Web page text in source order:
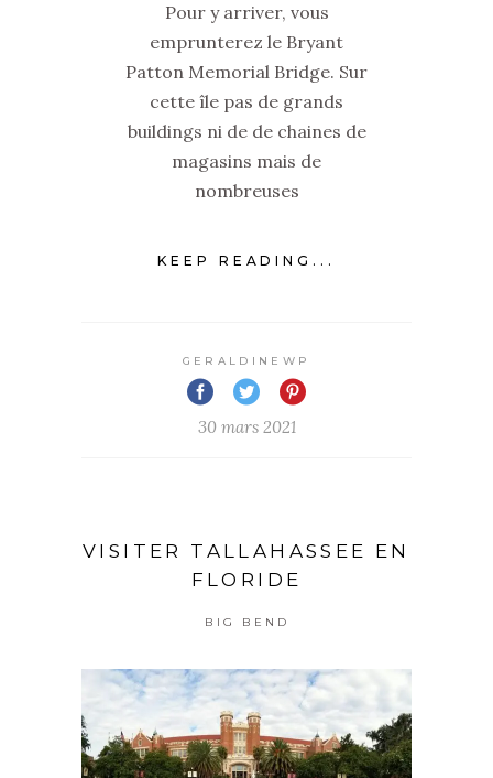
Pour y arriver, vous
emprunterez le Bryant
Patton Memorial Bridge. Sur
cette île pas de grands
buildings ni de de chaines de
magasins mais de
nombreuses
KEEP READING...
GERALDINEWP
30 mars 2021
VISITER TALLAHASSEE EN
FLORIDE
BIG BEND